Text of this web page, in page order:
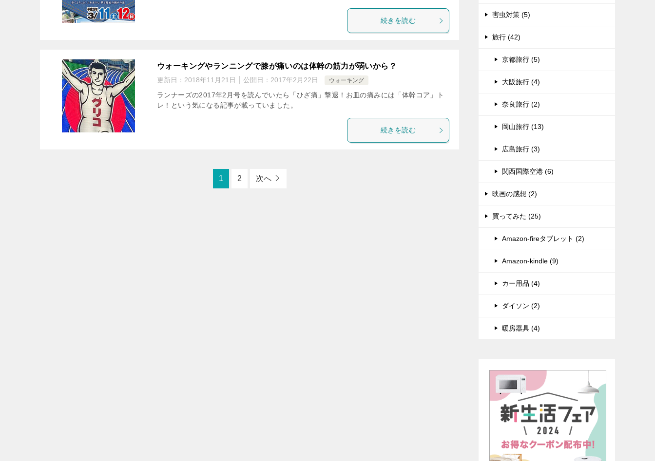
続きを読む
ウォーキングやランニングで膝が痛いのは体幹の筋力が弱いから？
更新日： 2018年11月21日 公開日： 2017年2月22日 ウォーキング
ランナーズの2017年2月号を読んでいたら「ひざ痛」撃退！お皿の痛みには「体幹コア」ト
レ！という気になる記事が載っていました。
続きを読む
1 2 次へ
害虫対策 (5)
旅行 (42)
京都旅行 (5)
大阪旅行 (4)
奈良旅行 (2)
岡山旅行 (13)
広島旅行 (3)
関西国際空港 (6)
映画の感想 (2)
買ってみた (25)
Amazon-fireタブレット (2)
Amazon-kindle (9)
カー用品 (4)
ダイソン (2)
暖房器具 (4)